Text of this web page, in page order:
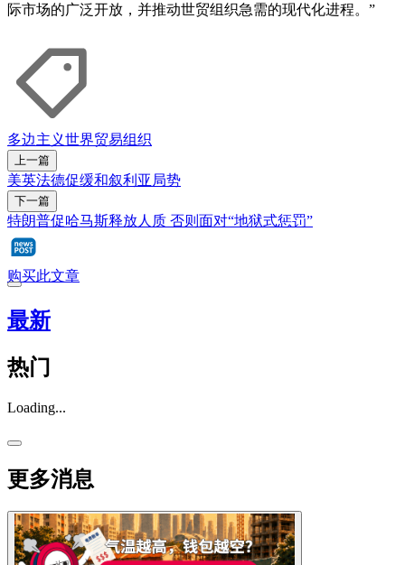
际市场的广泛开放，并推动世贸组织急需的现代化进程。”
多边主义世界贸易组织
上一篇
美英法德促缓和叙利亚局势
下一篇
特朗普促哈马斯释放人质 否则面对“地狱式惩罚”
购买此文章
最新
热门
Loading...
更多消息